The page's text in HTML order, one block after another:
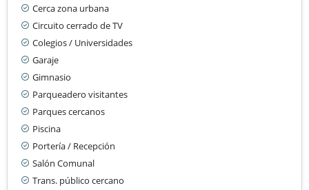
Cerca zona urbana
Circuito cerrado de TV
Colegios / Universidades
Garaje
Gimnasio
Parqueadero visitantes
Parques cercanos
Piscina
Portería / Recepción
Salón Comunal
Trans. público cercano